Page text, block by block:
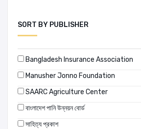
SORT BY PUBLISHER
Bangladesh Insurance Association
Manusher Jonno Foundation
SAARC Agriculture Center
বাংলাদেশ পানি উন্নয়ন বোর্ড
সাহিত্য প্রকাশ